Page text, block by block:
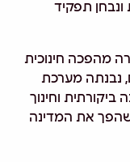
תפקיד
מהפכה חינוכית
נבנתה מערכת
וחינוך
שהפך את המדינה